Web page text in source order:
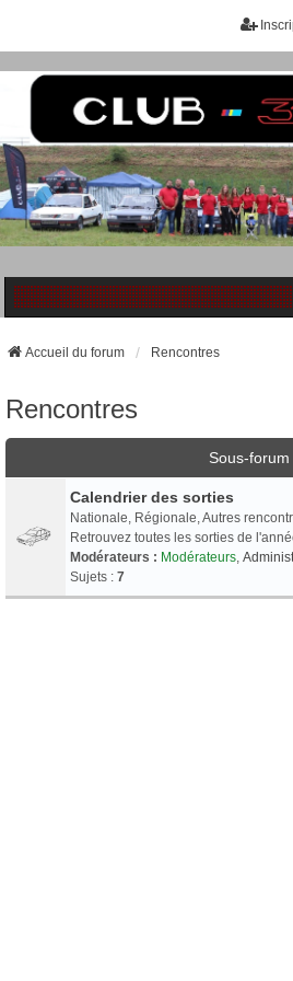
Accueil du forum Rencontres
Rencontres
Sous-forum
Calendrier des sorties
Nationale, Régionale, Autres
Retrouvez toutes les sorties de
Modérateurs : Modérateurs,
Sujets : 7